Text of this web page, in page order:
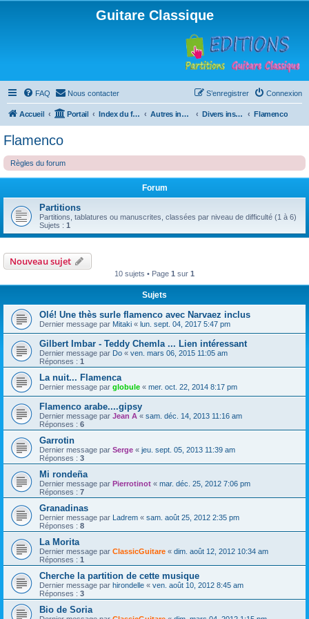
Guitare Classique
FAQ Nous contacter Connexion
S’enregistrer
Accueil Portail Index du forum Autres instruments à cordes pincées, ou styles Divers instruments Flamenco
Flamenco
Règles du forum
Forum
Partitions
Partitions, tablatures ou manuscrites, classées par niveau de difficulté (1 à 6)
Sujets : 1
Nouveau sujet
10 sujets • Page 1 sur 1
Sujets
Olé! Une thès surle flamenco avec Narvaez inclus
Dernier message par Mitaki « lun. sept. 04, 2017 5:47 pm
Gilbert Imbar - Teddy Chemla ... Lien intéressant
Dernier message par Do « ven. mars 06, 2015 11:05 am
Réponses : 1
La nuit... Flamenca
Dernier message par globule « mer. oct. 22, 2014 8:17 pm
Flamenco arabe....gipsy
Dernier message par Jean A « sam. déc. 14, 2013 11:16 am
Réponses : 6
Garrotin
Dernier message par Serge « jeu. sept. 05, 2013 11:39 am
Réponses : 3
Mi rondeña
Dernier message par Pierrotinot « mar. déc. 25, 2012 7:06 pm
Réponses : 7
Granadinas
Dernier message par Ladrem « sam. août 25, 2012 2:35 pm
Réponses : 8
La Morita
Dernier message par ClassicGuitare « dim. août 12, 2012 10:34 am
Réponses : 1
Cherche la partition de cette musique
Dernier message par hirondelle « ven. août 10, 2012 8:45 am
Réponses : 3
Bio de Soria